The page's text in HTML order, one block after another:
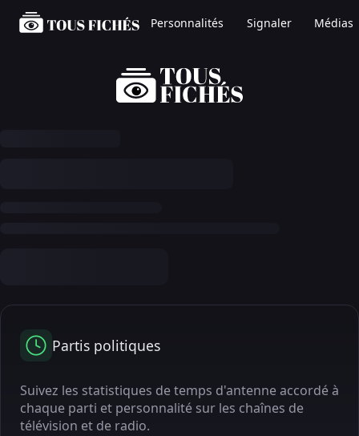
Personnalités Signaler Médias
Partis politiques
Suivez les statistiques de temps d'antenne accordé à
chaque parti et personnalité sur les chaînes de
télévision et de radio.